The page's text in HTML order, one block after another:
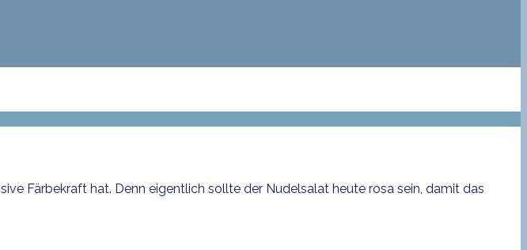
Färbekraft hat. Denn eigentlich sollte der Nudelsalat heute rosa sein, damit das